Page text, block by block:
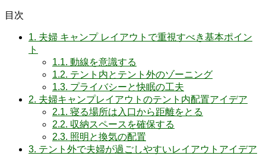
目次
1. 夫婦 キャンプ レイアウトで重視すべき基本ポイン
ト
1.1. 動線を意識する
1.2. テント内とテント外のゾーニング
1.3. プライバシーと快眠の工夫
2. 夫婦キャンプレイアウトのテント内配置アイデア
2.1. 寝る場所は入口から距離をとる
2.2. 収納スペースを確保する
2.3. 照明と換気の配置
3. テント外で夫婦が過ごしやすいレイアウトアイデア